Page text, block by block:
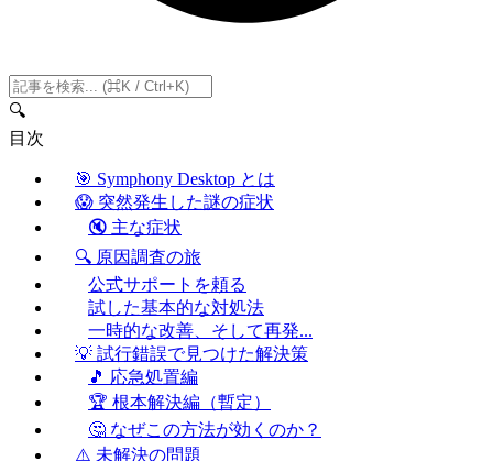
🔍
目次
🎯 Symphony Desktop とは
😱 突然発生した謎の症状
🔇 主な症状
🔍 原因調査の旅
公式サポートを頼る
試した基本的な対処法
一時的な改善、そして再発...
💡 試行錯誤で見つけた解決策
🎵 応急処置編
🏆 根本解決編（暫定）
🤔 なぜこの方法が効くのか？
⚠️ 未解決の問題